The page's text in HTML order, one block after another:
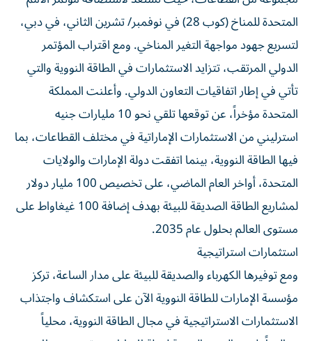
المتحدة للمناخ (كوب 28) في نوفمبر/ تشرين الثاني، في دبي،
لتسريع جهود مواجهة التغير المناخي. ومع اقتراب المؤتمر
الدولي المرتقب، تتزايد الاستثمارات في الطاقة النووية والتي
تأتي في إطار اتفاقيات التعاون الدولي. وأعلنت المملكة
المتحدة مؤخراً، عن توقعها تلقي نحو 10 مليارات جنيه
استرليني من الاستثمارات الإماراتية في مختلف القطاعات، بما
فيها الطاقة النووية، بينما اتفقت دولة الإمارات والولايات
المتحدة، أواخر العام الماضي، على تخصيص 100 مليار دولار
لمشاريع الطاقة الصديقة للبيئة بهدف إضافة 100 غيغاواط على
مستوى العالم بحلول عام 2035.
استثمارات استراتيجية
ومع توفيرها الكهرباء والصديقة للبيئة على مدار الساعة، تركز
مؤسسة الإمارات للطاقة النووية الآن على استكشاف واجتذاب
الاستثمارات الاستراتيجية في مجال الطاقة النووية، محلياً